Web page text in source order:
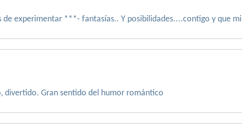
de experimentar ***- fantasías.. Y posibilidades....contigo y que
divertido. Gran sentido del humor romántico